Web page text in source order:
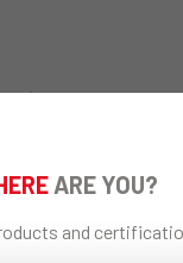
connexes
ARE YOU?
and